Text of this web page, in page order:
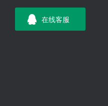
在线客服